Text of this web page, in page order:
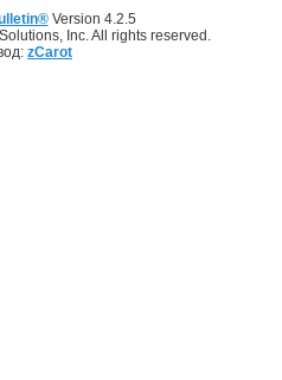
Version 4.2.5
Inc. All rights reserved.
zCarot